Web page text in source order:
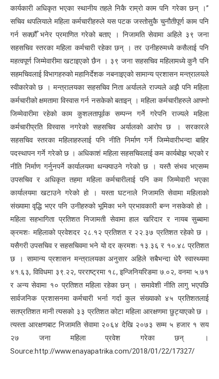
कार्यकारी अधिकृत भएका स्थानीय तहले निकै राम्रो काम पनि गरेका छन् ।”
सचिव थपलियाले महिला कर्मचारीहरुले यस पटक जस्तोसुकै चुनौतीपूर्ण काम पनि
गर्न सक्छौँ भनेर प्रमाणित गरेको बताए । निजामति सेवामा अहिले ३९ जना
सहसचिव स्तरका महिला कर्मचारी रहेका छन् । तर उनीहरुमध्ये कसैलाई पनि
महत्वपूर्ण जिम्मेवारीमा खटाइएको छैन । ३९ जना सहसचिव महिलामध्ये कुनै पनि
सहमचिवलाई विभागहरुको महानिर्देशक नबनाइएको सामान्य प्रशासन मन्त्रालयले
स्वीकारेको छ । मन्त्रालयका सहसचिव निता अर्यालले राज्यले अझै पनि महिला
कर्मचारीको क्षमतामा विस्वास गर्न नसकेको बताइन् । महिला कर्मचारीहरुले आफ्नो
जिम्मेवारीमा रहेको काम कुशलतापूर्वक सम्पन्न गर्ने गरेपनि राज्यले महिला
कर्मचारीप्रति विस्वास नगरेको सहसचिव अर्यालको आरोप छ । सरकारले
सहसचिव स्तरका महिलाहरुलाई पनि नीति निर्माण गर्ने जिम्मेवारीभन्दा बाहिर
पदस्थापन गर्ने गरेको छ । अधिकाशं महिला सहसचिवलाई कम कार्यबोझ भएको र
नीति निर्माण गर्नुनपर्ने कार्यालयमा थन्क्याउने गरेको छ । यस्तै संभव भएसम्म
उपसचिव र अधिकृत तहमा महिला कर्मचारीलाई पनि कम जिम्मेवारी भएका
कार्यालयमा खटाउने गरेको हो । यस्ता घटनाले निजामति सेवामा महिलाको
संख्यामा वृद्धि भएर पनि उनीहरुको भूमिका भने प्रभावकारी बन्न नसकेको हो ।
महिला सहभागिता प्रतिशत निजामती सेवामा हाल खरिदार र नायब सुब्बामा
क्रमशः महिलाको प्रवेशदर २८.१२ प्रतिशत र २२.३७ प्रतिशत रहेको छ ।
यसैगरी उपसचिव र सहसचिवमा भने यो दर क्रमशः १३.३६ र १०.४८ प्रतिशत
छ । सामान्य प्रशासन मन्त्रालयका अनुसार अहिले सबैभन्दा धेरै स्वास्थ्यमा
४१.६३, विविधमा ३९.२२, परराष्ट्रमा १८, इन्जिनियरिङमा ७.०२, वनमा ५.७१
र अन्य सेवामा १० प्रतिशत महिला रहेका छन् । समावेशी नीति लागु भएपछि
सार्वजनिक प्रशासनमा कर्मचारी भर्ना गर्दा कुल संख्याको ४५ प्रतिशतलाई
सतप्रतिशत मानी त्यसको ३३ प्रतिशत कोटा महिला आरक्षणमा छुट्याएको छ ।
त्यस्ता आरक्षणबाट निजामति सेवामा २०६४ देखि २०७३ सम्म ५ हजार १ सय
२७ जना महिला प्रवेश गरेका छन् ।
Source:http://www.enayapatrika.com/2018/01/22/17327/